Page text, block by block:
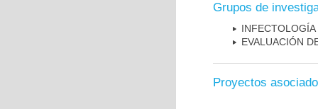
Grupos de
EVALUACIÓN
Proyectos